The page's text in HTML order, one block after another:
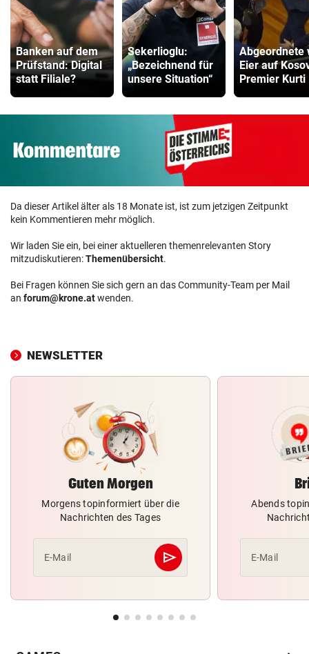
Banken auf dem
Prüfstand: Digital
statt Filiale?
Sekerlioglu:
„Bezeichnend für
unsere Situation“
Abgeordnete
Eier auf
Premier Kurti
Da dieser Artikel älter als 18 Monate ist, ist zum jetzigen Zeitpunkt
kein Kommentieren mehr möglich.
Wir laden Sie ein, bei einer aktuelleren themenrelevanten Story
mitzudiskutieren:Themenübersicht.
Bei Fragen können Sie sich gern an das Community-Team per Mail
an forum@krone.atwenden.
NEWSLETTER
Guten Morgen
Morgens topinformiert über die
Nachrichten des Tages
E-Mail send
Abschicken
Abends
E-Mail